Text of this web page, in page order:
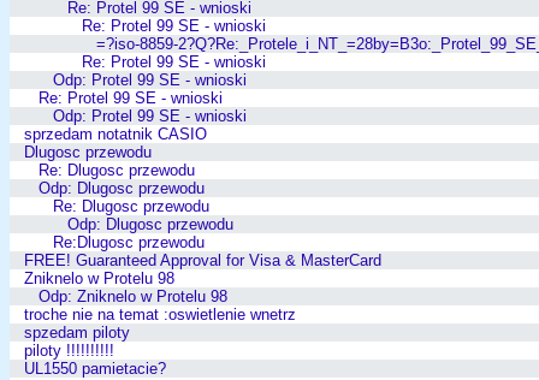
Re: Protel 99 SE - wnioski
Re: Protel 99 SE - wnioski
=?iso-8859-
Re: Protel 99 SE - wnioski
Odp: Protel 99 SE - wnioski
Re: Protel 99 SE - wnioski
Odp: Protel 99 SE - wnioski
sprzedam notatnik CASIO
Dlugosc przewodu
Re: Dlugosc przewodu
Odp: Dlugosc przewodu
Re: Dlugosc przewodu
Odp: Dlugosc przewodu
Re:Dlugosc przewodu
FREE! Guaranteed Approval for Visa & MasterCard
Zniknelo w Protelu 98
Odp: Zniknelo w Protelu 98
troche nie na temat :oswietlenie wnetrz
spzedam piloty
piloty !!!!!!!!!!
UL1550 pamietacie?